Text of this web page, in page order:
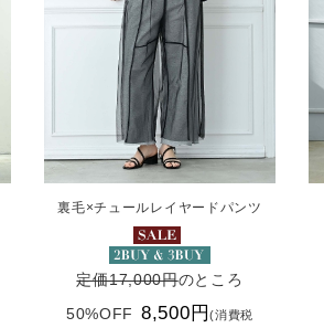
裏毛×チュールレイヤードパンツ
定価17,000円のところ
50%OFF 8,500円(消費税